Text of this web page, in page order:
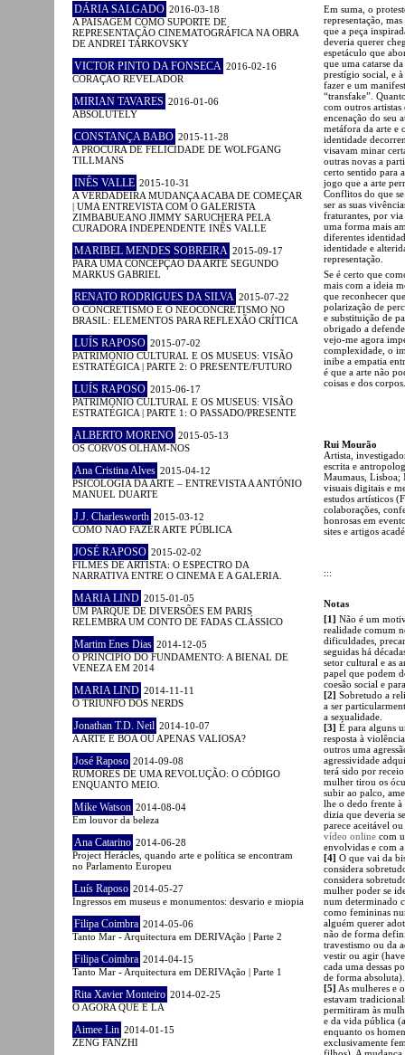
DÁRIA SALGADO 2016-03-18
A PAISAGEM COMO SUPORTE DE
REPRESENTAÇÃO CINEMATOGRÁFICA NA OBRA
DE ANDREI TARKOVSKY
VICTOR PINTO DA FONSECA 2016-02-16
CORAÇÃO REVELADOR
MIRIAN TAVARES 2016-01-06
ABSOLUTELY
CONSTANÇA BABO 2015-11-28
A PROCURA DE FELICIDADE DE WOLFGANG
TILLMANS
INÊS VALLE 2015-10-31
A VERDADEIRA MUDANÇA ACABA DE COMEÇAR
| UMA ENTREVISTA COM O GALERISTA
ZIMBABUEANO JIMMY SARUCHERA PELA
CURADORA INDEPENDENTE INÊS VALLE
MARIBEL MENDES SOBREIRA 2015-09-17
PARA UMA CONCEPÇÃO DA ARTE SEGUNDO
MARKUS GABRIEL
RENATO RODRIGUES DA SILVA 2015-07-22
O CONCRETISMO E O NEOCONCRETISMO NO
BRASIL: ELEMENTOS PARA REFLEXÃO CRÍTICA
LUÍS RAPOSO 2015-07-02
PATRIMÓNIO CULTURAL E OS MUSEUS: VISÃO
ESTRATÉGICA | PARTE 2: O PRESENTE/FUTURO
LUÍS RAPOSO 2015-06-17
PATRIMÓNIO CULTURAL E OS MUSEUS: VISÃO
ESTRATÉGICA | PARTE 1: O PASSADO/PRESENTE
ALBERTO MORENO 2015-05-13
OS CORVOS OLHAM-NOS
Ana Cristina Alves 2015-04-12
PSICOLOGIA DA ARTE – ENTREVISTA A ANTÓNIO
MANUEL DUARTE
J.J. Charlesworth 2015-03-12
COMO NÃO FAZER ARTE PÚBLICA
JOSÉ RAPOSO 2015-02-02
FILMES DE ARTISTA: O ESPECTRO DA
NARRATIVA ENTRE O CINEMA E A GALERIA.
MARIA LIND 2015-01-05
UM PARQUE DE DIVERSÕES EM PARIS
RELEMBRA UM CONTO DE FADAS CLÁSSICO
Martim Enes Dias 2014-12-05
O PRINCÍPIO DO FUNDAMENTO: A BIENAL DE
VENEZA EM 2014
MARIA LIND 2014-11-11
O TRIUNFO DOS NERDS
Jonathan T.D. Neil 2014-10-07
A ARTE É BOA OU APENAS VALIOSA?
José Raposo 2014-09-08
RUMORES DE UMA REVOLUÇÃO: O CÓDIGO
ENQUANTO MEIO.
Mike Watson 2014-08-04
Em louvor da beleza
Ana Catarino 2014-06-28
Project Herácles, quando arte e política se encontram
no Parlamento Europeu
Luís Raposo 2014-05-27
Ingressos em museus e monumentos: desvario e miopia
Filipa Coimbra 2014-05-06
Tanto Mar - Arquitectura em DERIVAção | Parte 2
Filipa Coimbra 2014-04-15
Tanto Mar - Arquitectura em DERIVAção | Parte 1
Rita Xavier Monteiro 2014-02-25
O AGORA QUE É LÁ
Aimee Lin 2014-01-15
ZENG FANZHI
Em suma, o
representação,
que a peça
deveria querer
espetáculo que
que uma catarse
prestígio social, e
fazer e um
“transfake”.
com outros artistas
encenação do seu
metáfora da arte e
identidade
visavam minar
outras novas a
certo sentido para
jogo que a arte
Conflitos do que
ser as suas
fraturantes, por via
uma forma mais
diferentes
identidade e
representação.
Se é certo que
mais com a ideia
que reconhecer
polarização de
e substituição de
obrigado a
vejo-me agora
complexidade, o
inibe a empatia
é que a arte não
coisas e dos corpos.
Rui Mourão
Artista,
escrita e
Maumaus, Lisboa;
visuais digitais e
estudos artísticos
colaborações,
honrosas em
sites e artigos
:::
Notas
[1] Não é um
realidade comum
dificuldades,
seguidas há
setor cultural e as
papel que podem
coesão social e
[2] Sobretudo a
a ser
a sexualidade.
[3] É para alguns
resposta à
outros uma
agressividade
terá sido por
mulher tirou os
subir ao palco,
lhe o dedo frente à
dizia que deveria
parece aceitável
vídeo online com
envolvidas e com
[4] O que vai da
considera
considera
mulher poder se
num determinado
como femininas
alguém querer
não de forma
travestismo ou da
vestir ou agir
cada uma dessas
de forma absoluta).
[5] As mulheres e
estavam
permitiram às
e da vida pública
enquanto os
exclusivamente